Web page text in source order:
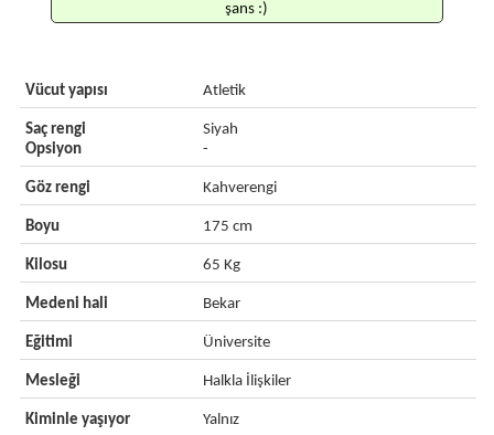
şans :)
Vücut yapısı Atletik
Saç rengi
Opsiyon
Siyah
-
Göz rengi Kahverengi
Boyu 175 cm
Kilosu 65 Kg
Medeni hali Bekar
Eğitimi Üniversite
Mesleği Halkla İlişkiler
Kiminle yaşıyor Yalnız